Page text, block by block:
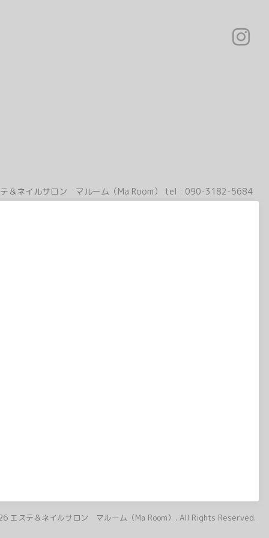
＆ネイルサロン マルーム（Ma Room） tel : 090-3182-5684
エステ＆ネイルサロン マルーム（Ma Room） . All Rights Reserved.